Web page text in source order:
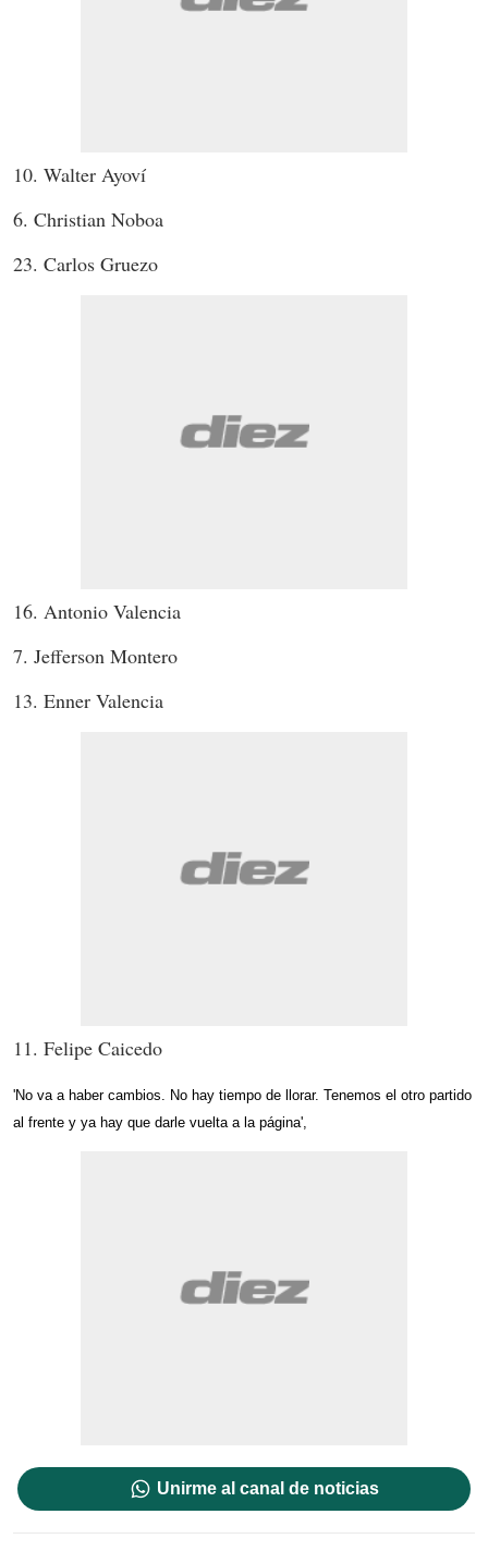
10. Walter Ayoví
6. Christian Noboa
23. Carlos Gruezo
16. Antonio Valencia
7. Jefferson Montero
13. Enner Valencia
11. Felipe Caicedo
'No va a haber cambios. No hay tiempo de llorar. Tenemos el otro partido
al frente y ya hay que darle vuelta a la página',
Unirme al canal de noticias